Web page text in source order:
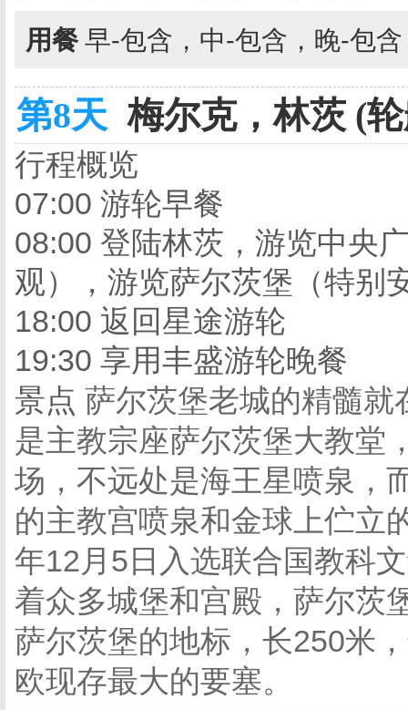
用餐 早-包含，中-包含，晚-包
第8天 梅尔克，林茨 (
行程概览
07:00 游轮早餐
08:00 登陆林茨，游览中央
观），游览萨尔茨堡（特别
18:00 返回星途游轮
19:30 享用丰盛游轮晚餐
景点 萨尔茨堡老城的精髓
是主教宗座萨尔茨堡大教堂
场，不远处是海王星喷泉，
的主教宫喷泉和金球上伫立
年12月5日入选联合国教科
着众多城堡和宫殿，萨尔茨
萨尔茨堡的地标，长250米
欧现存最大的要塞。